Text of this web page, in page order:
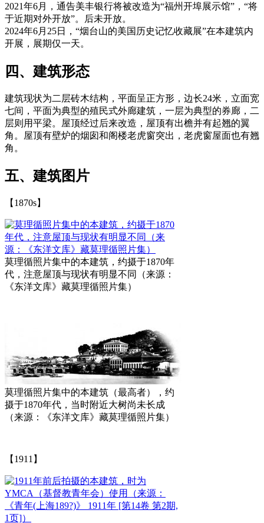
2021年6月，通告美丰银行将被改造为“福州开埠展示馆”，“将
于近期对外开放”。后未开放。
2024年6月25日，“烟台山的美国历史记忆收藏展”在本建筑内
开展，展期仅一天。
四、建筑形态
建筑现状为二层砖木结构，平面呈正方形，边长24米，立面宽
七间，平面为典型的殖民式外廊建筑，一层为典型的券廊，二
层则用平梁。屋顶经过后来改造，屋顶有出檐并有起翘的翼
角。屋顶有壁炉的烟囱和阁楼老虎窗突出，老虎窗屋面也有翘
角。
五、建筑图片
【1870s】
莫理循照片集中的本建筑，约摄于1870年
代，注意屋顶与现状有明显不同（来源：
《东洋文库》藏莫理循照片集）
莫理循照片集中的本建筑（最高者），约
摄于1870年代，当时附近大树尚未长成
（来源：《东洋文库》藏莫理循照片集）
【1911】